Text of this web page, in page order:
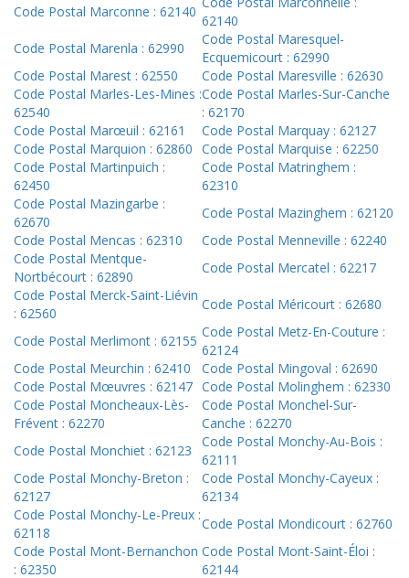
Code Postal Marconne : 62140
62140
Code Postal Marenla : 62990
Code Postal Maresquel-
Ecquemicourt : 62990
Code Postal Marest : 62550
Code Postal Maresville : 62630
Code Postal Marles-Les-Mines :
62540
Code Postal Marles-Sur-Canche
: 62170
Code Postal Marœuil : 62161
Code Postal Marquay : 62127
Code Postal Marquion : 62860 Code Postal Marquise : 62250
Code Postal Martinpuich :
62450
Code Postal Matringhem :
62310
Code Postal Mazingarbe :
62670
Code Postal Mazinghem : 62120
Code Postal Mencas : 62310
Code Postal Menneville : 62240
Code Postal Mentque-
Nortbécourt : 62890
Code Postal Mercatel : 62217
Code Postal Merck-Saint-Liévin
: 62560
Code Postal Méricourt : 62680
Code Postal Merlimont : 62155
Code Postal Metz-En-Couture :
62124
Code Postal Meurchin : 62410
Code Postal Mingoval : 62690
Code Postal Mœuvres : 62147 Code Postal Molinghem : 62330
Code Postal Moncheaux-Lès-
Frévent : 62270
Code Postal Monchel-Sur-
Canche : 62270
Code Postal Monchiet : 62123
Code Postal Monchy-Au-Bois :
62111
Code Postal Monchy-Breton :
62127
Code Postal Monchy-Cayeux :
62134
Code Postal Monchy-Le-Preux :
62118
Code Postal Mondicourt : 62760
Code Postal Mont-Bernanchon
: 62350
Code Postal Mont-Saint-Éloi :
62144